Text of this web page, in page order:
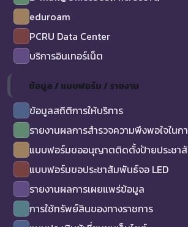
eduroam
PCRU Data Center
บริการอินเทอร์เน็ต
ข้อมูล / แบบฟอร์ม / รายงาน
ข้อมูลสถิติการให้บริการ
รายงานผลการสำรวจความพึงพอใจในก
แบบฟอร์มขออนุญาตติดตั้งป้ายประชา
แบบฟอร์มขอประชาสัมพันธ์จอ LED
รายงานผลการเผยแพร่ข้อมูล
การใช้ทรัพย์สินของทางราชการ